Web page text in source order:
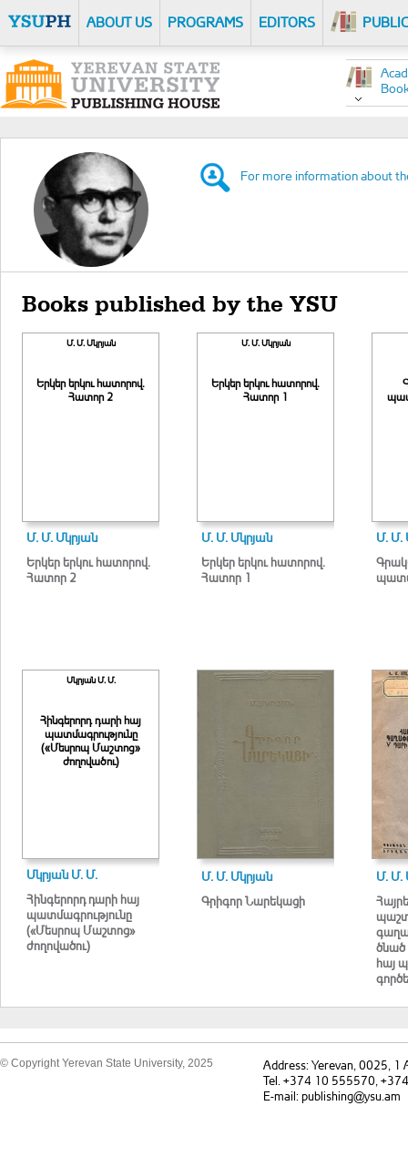
ABOUT US PROGRAMS EDITORS
For more information about
Books published by the YSU
Մ. Մ. Մկրյան
Երկեր երկու հատորով.
Հատոր 2
Մ. Մ. Մկրյան
Երկեր երկու հատորով.
Հատոր 2
Մ. Մ. Մկրյան
Երկեր երկու հատորով.
Հատոր 1
Մ. Մ. Մկրյան
Երկեր երկու հատորով.
Հատոր 1
Մ. Մ.
Մկրյան Մ. Մ.
Հինգերորդ դարի հայ
պատմագրությունը
(«Մեսրոպ Մաշտոց»
ժողովածու)
Մկրյան Մ. Մ.
Հինգերորդ դարի հայ
պատմագրությունը
(«Մեսրոպ Մաշտոց»
ժողովածու)
Մ. Մ. Մկրյան
Գրիգոր Նարեկացի
Մ. Մ.
ծնած
հայ
© Copyright Yerevan State University, 2025
Address: Yerevan, 0025, 1
Tel. +374 10 555570,
E-mail: publishing@ysu.am